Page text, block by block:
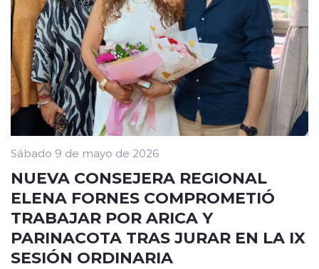
Sábado 9 de mayo de 2026
NUEVA CONSEJERA REGIONAL
ELENA FORNES COMPROMETIÓ
TRABAJAR POR ARICA Y
PARINACOTA TRAS JURAR EN LA IX
SESIÓN ORDINARIA